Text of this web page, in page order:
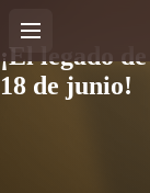
¡El legado
18 de junio!